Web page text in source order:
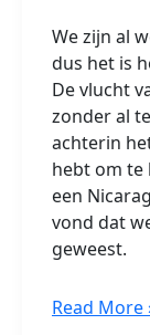
We zijn al
dus het is
De vlucht
zonder al
achterin
hebt om te
een
vond dat
geweest.
Grazi
Read More